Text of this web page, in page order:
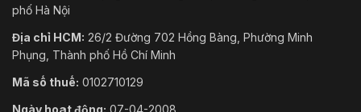
phố Hà Nội
Địa chỉ HCM: 26/2 Đường 702 Hồng Bàng, Phường Minh
Phụng, Thành phố Hồ Chí Minh
Mã số thuế: 0102710129
Ngày hoạt động: 07-04-2008